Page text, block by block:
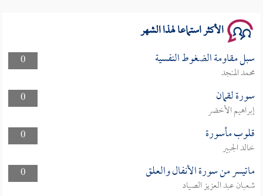
الأكثر استماعا لهذا الشهر
0 سبل مقاومة الضغوط النفسية
محمد المنجد
0
سورة لقمان
إبراهيم الأخضر
0
قلوب مأسورة
خالد الجبير
0
ماتيسر من سورة الأنفال والعلق
شعبان عبد العزيز الصياد